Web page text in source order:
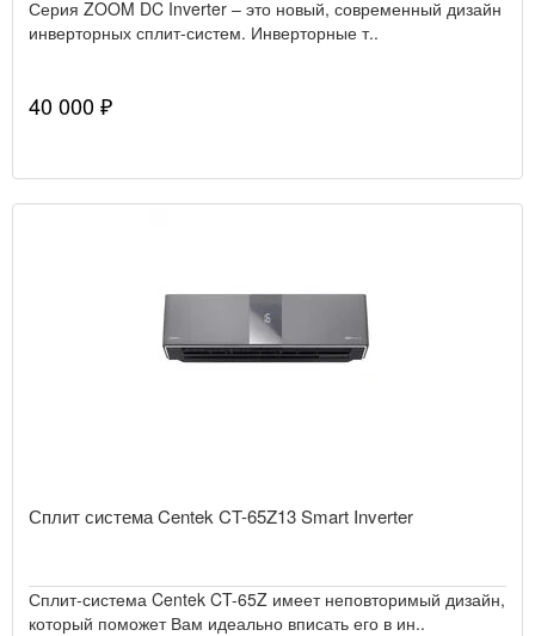
Серия ZOOM DC Inverter – это новый, современный дизайн
инверторных сплит-систем. Инверторные т..
40 000 ₽
Сплит система Centek CT-65Z13 Smart Inverter
Сплит-система Centek CT-65Z имеет неповторимый дизайн,
который поможет Вам идеально вписать его в ин..